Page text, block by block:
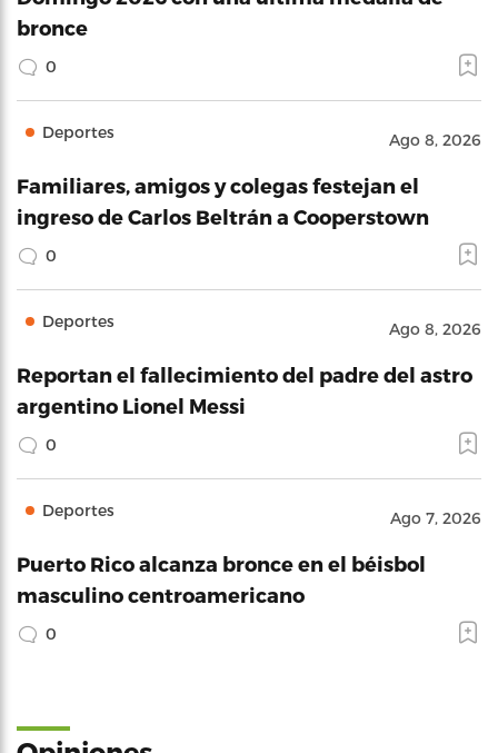
bronce
0
Deportes Ago 8, 2026
Familiares, amigos y colegas festejan el
ingreso de Carlos Beltrán a Cooperstown
0
Deportes Ago 8, 2026
Reportan el fallecimiento del padre del astro
argentino Lionel Messi
0
Deportes Ago 7, 2026
Puerto Rico alcanza bronce en el béisbol
masculino centroamericano
0